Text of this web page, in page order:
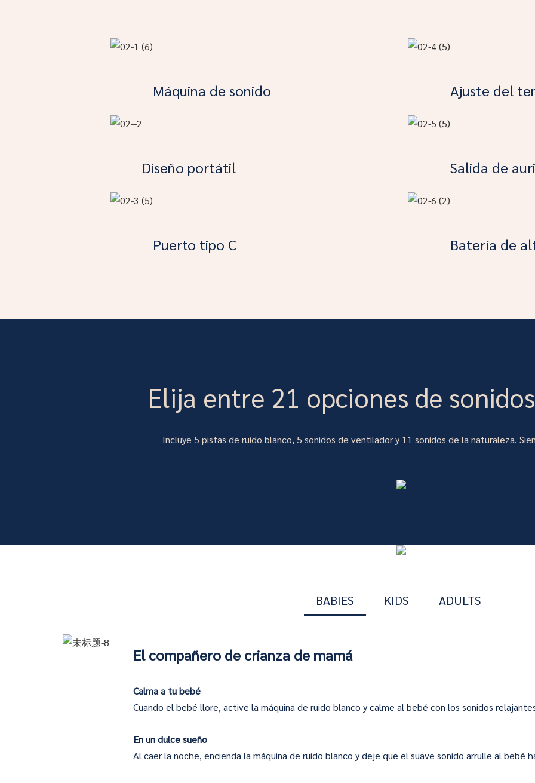
Máquina de sonido Ajuste del
Diseño portátil Salida de
Puerto tipo C Batería de
Elija entre 21 opciones de
Incluye 5 pistas de ruido blanco, 5 sonidos de ventilador y 11 sonidos de la naturaleza.
BABIES KIDS ADULTS
El compañero de crianza de mamá
Calma a tu bebé
Cuando el bebé llore, active la máquina de ruido blanco y calme al bebé con los sonidos
En un dulce sueño
Al caer la noche, encienda la máquina de ruido blanco y deje que el suave sonido arrulle al bebé